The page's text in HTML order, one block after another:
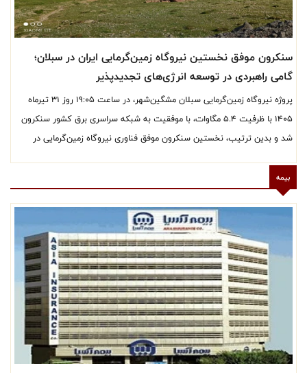
سنکرون موفق نخستین نیروگاه زمین‌گرمایی ایران در سبلان؛
گامی راهبردی در توسعه انرژی‌های تجدیدپذیر
پروژه نیروگاه زمین‌گرمایی سبلان مشگین‌شهر، در ساعت 19:05 روز ۳۱ تیرماه
۱۴۰۵ با ظرفیت ۵.4 مگاوات، با موفقیت به شبکه سراسری برق کشور سنکرون
شد و بدین ترتیب، نخستین سنکرون موفق فناوری نیروگاه زمین‌گرمایی در
بیمه